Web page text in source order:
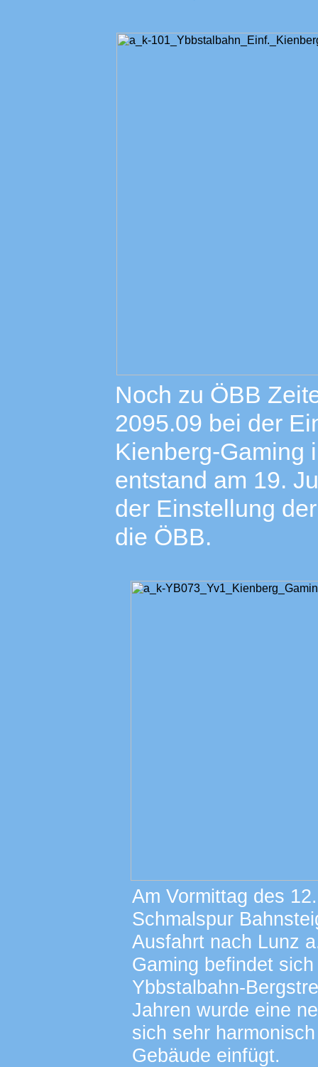
Noch zu ÖBB
2095.09 bei der
Kienberg-Gaming
entstand am 19.
der Einstellung
die ÖBB.
Am Vormittag des
Schmalspur
Ausfahrt nach Lunz
Gaming befindet
Ybbstalbahn-
Jahren wurde eine
sich sehr
Gebäude einfügt.